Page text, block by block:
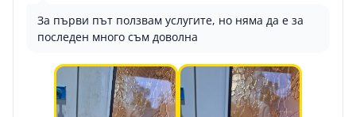
За първи път ползвам услугите, но няма да е за
последен много съм доволна